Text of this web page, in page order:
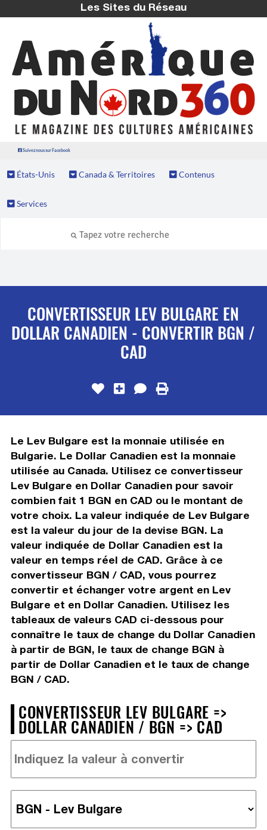
Les Sites du Réseau
Suivez nous sur Facebook
États-Unis Canada & Territoires Contenus
Services
CONVERTISSEUR LEV BULGARE EN
DOLLAR CANADIEN - CONVERTIR BGN /
CAD
Le Lev Bulgare est la monnaie utilisée en
Bulgarie. Le Dollar Canadien est la monnaie
utilisée au Canada. Utilisez ce convertisseur
Lev Bulgare en Dollar Canadien pour savoir
combien fait 1 BGN en CAD ou le montant de
votre choix. La valeur indiquée de Lev Bulgare
est la valeur du jour de la devise BGN. La
valeur indiquée de Dollar Canadien est la
valeur en temps réel de CAD. Grâce à ce
convertisseur BGN / CAD, vous pourrez
convertir et échanger votre argent en Lev
Bulgare et en Dollar Canadien. Utilisez les
tableaux de valeurs CAD ci-dessous pour
connaître le taux de change du Dollar Canadien
à partir de BGN, le taux de change BGN à
partir de Dollar Canadien et le taux de change
BGN / CAD.
CONVERTISSEUR LEV BULGARE =>
DOLLAR CANADIEN / BGN => CAD